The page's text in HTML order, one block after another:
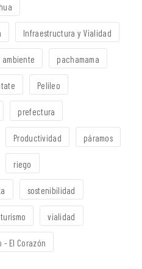
Infraestructura y Vialidad
ambiente pachamama
Pelileo
prefectura
Productividad páramos
riego
sostenibilidad
turismo vialidad
- El Corazón